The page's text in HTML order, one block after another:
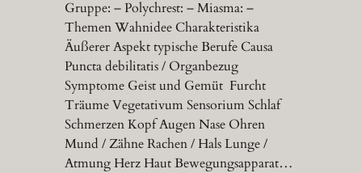
Gruppe: – Polychrest: – Miasma: –
Themen Wahnidee Charakteristika
Äußerer Aspekt typische Berufe Causa
Puncta debilitatis / Organbezug
Symptome Geist und Gemüt Furcht
Träume Vegetativum Sensorium Schlaf
Schmerzen Kopf Augen Nase Ohren
Mund / Zähne Rachen / Hals Lunge /
Atmung Herz Haut Bewegungsapparat…